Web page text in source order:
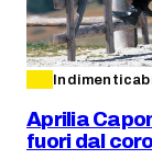
Aprilia
fuori dal coro